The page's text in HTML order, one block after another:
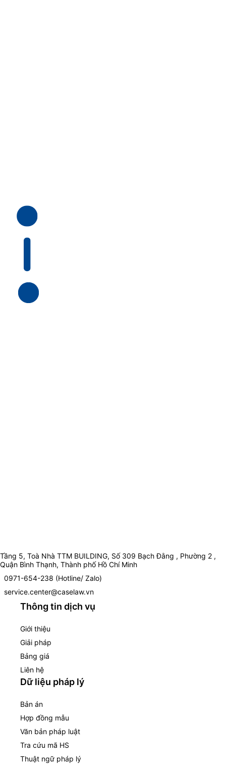
Tầng 5, Toà Nhà TTM BUILDING, Số 309 Bạch Đằng , Phường 2 ,
Quận Bình Thạnh, Thành phố Hồ Chí Minh
0971-654-238 (Hotline/ Zalo)
service.center@caselaw.vn
Thông tin dịch vụ
Giới thiệu
Giải pháp
Bảng giá
Liên hệ
Dữ liệu pháp lý
Bản án
Hợp đồng mẫu
Văn bản pháp luật
Tra cứu mã HS
Thuật ngữ pháp lý